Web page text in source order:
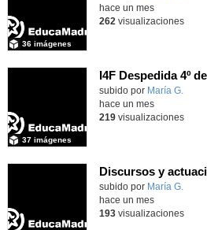
36 imágenes
hace un mes
262 visualizaciones
I4F Despedida 4º
subido por María G.
37 imágenes
hace un mes
219visualizaciones
Contenido educativo.
subido por María G.
hace un mes
193visualizaciones